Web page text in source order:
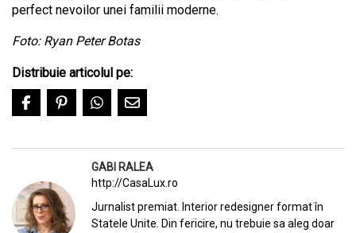
perfect nevoilor unei familii moderne.
Foto: Ryan Peter Botas
Distribuie articolul pe:
GABI RALEA
http://CasaLux.ro
Jurnalist premiat. Interior redesigner format în
Statele Unite. Din fericire, nu trebuie sa aleg doar